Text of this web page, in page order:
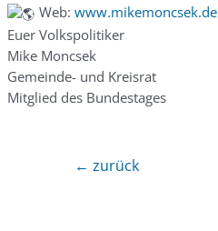
Web: www.mikemoncsek.de
Euer Volkspolitiker
Mike Moncsek
Gemeinde- und Kreisrat
Mitglied des Bundestages
← zurück